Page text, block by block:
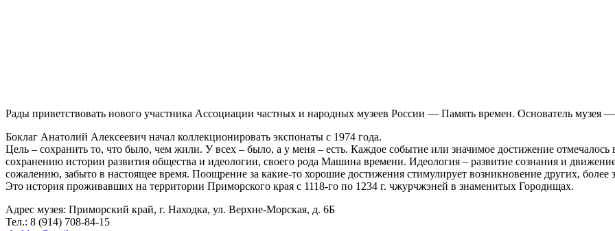
Рады приветствовать нового участника Ассоциации частных и народных музеев России — Память времен. Основатель музея
Боклаг Анатолий Алексеевич начал коллекционировать экспонаты с 1974 года.
Цель – сохранить то, что было, чем жили. У всех – было, а у меня – есть. Каждое событие или значимое достижение
сохранению истории развития общества и идеологии, своего рода Машина времени. Идеология – развитие сознания и
сожалению, забыто в настоящее время. Поощрение за какие-то хорошие достижения стимулирует возникновение других,
Это история проживавших на территории Приморского края с 1118-го по 1234 г. чжурчжэней в знаменитых Городищах.
Адрес музея: Приморский край, г. Находка, ул. Верхне-Морская, д. 6Б
Тел.: 8 (914) 708-84-15